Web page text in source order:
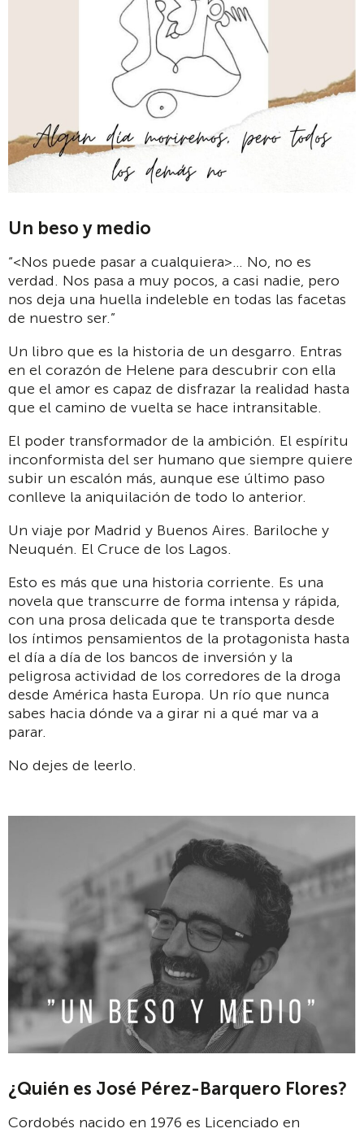
Un beso y medio
“<Nos puede pasar a cualquiera>… No, no es
verdad. Nos pasa a muy pocos, a casi nadie, pero
nos deja una huella indeleble en todas las facetas
de nuestro ser.”
Un libro que es la historia de un desgarro. Entras
en el corazón de Helene para descubrir con ella
que el amor es capaz de disfrazar la realidad hasta
que el camino de vuelta se hace intransitable.
El poder transformador de la ambición. El espíritu
inconformista del ser humano que siempre quiere
subir un escalón más, aunque ese último paso
conlleve la aniquilación de todo lo anterior.
Un viaje por Madrid y Buenos Aires. Bariloche y
Neuquén. El Cruce de los Lagos.
Esto es más que una historia corriente. Es una
novela que transcurre de forma intensa y rápida,
con una prosa delicada que te transporta desde
los íntimos pensamientos de la protagonista hasta
el día a día de los bancos de inversión y la
peligrosa actividad de los corredores de la droga
desde América hasta Europa. Un río que nunca
sabes hacia dónde va a girar ni a qué mar va a
parar.
No dejes de leerlo.
¿Quién es José Pérez-Barquero Flores?
Cordobés nacido en 1976 es Licenciado en